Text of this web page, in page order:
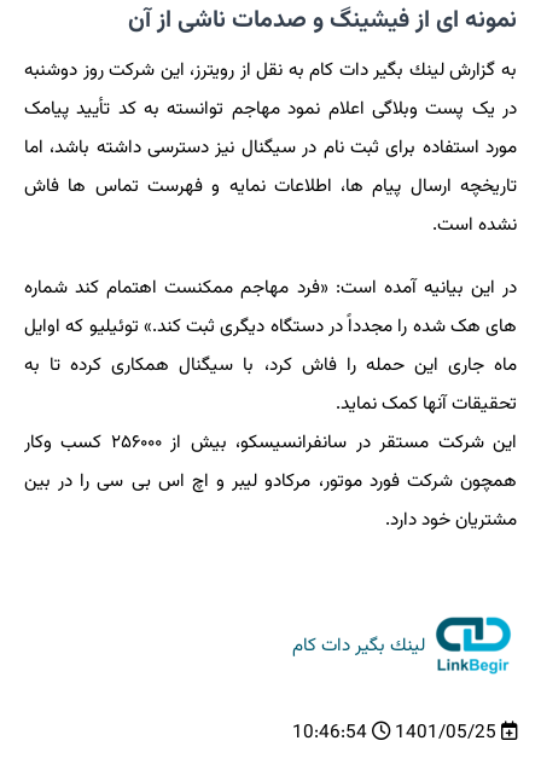
نمونه ای از فیشینگ و صدمات ناشی از آن
به گزارش لینك بگیر دات كام به نقل از رویترز، این شرکت روز دوشنبه
در یک پست وبلاگی اعلام نمود مهاجم توانسته به کد تأیید پیامک
مورد استفاده برای ثبت نام در سیگنال نیز دسترسی داشته باشد، اما
تاریخچه ارسال پیام ها، اطلاعات نمایه و فهرست تماس ها فاش
نشده است.
در این بیانیه آمده است: «فرد مهاجم ممکنست اهتمام کند شماره
های هک شده را مجدداً در دستگاه دیگری ثبت کند.» توئیلیو که اوایل
ماه جاری این حمله را فاش کرد، با سیگنال همکاری کرده تا به
تحقیقات آنها کمک نماید.
این شرکت مستقر در سانفرانسیسکو، بیش از ۲۵۶۰۰۰ کسب وکار
همچون شرکت فورد موتور، مرکادو لیبر و اچ اس بی سی را در بین
مشتریان خود دارد.
لینك بگیر دات كام
1401/05/25
10:46:54